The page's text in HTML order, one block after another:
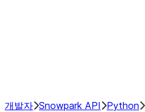
개발자 Snowpark API Python